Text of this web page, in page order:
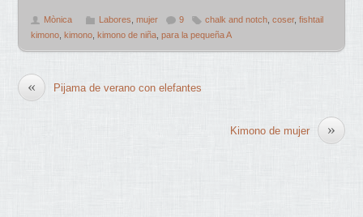
Mònica Labores ,mujer 9 chalk and notch ,coser,fishtail
kimono ,kimono ,kimono de niña ,para la pequeña A
« Pijama de verano con elefantes
»
Kimono de mujer